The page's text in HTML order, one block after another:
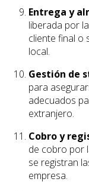
Entrega y
liberada por
cliente final o
local.
Gestión de
para
adecuados
extranjero.
Cobro y
de cobro por
se registran
empresa.